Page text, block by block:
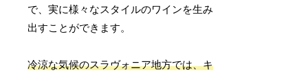
で、実に様々なスタイルのワインを生み
出すことができます。
冷涼な気候のスラヴォニア地方では、キ